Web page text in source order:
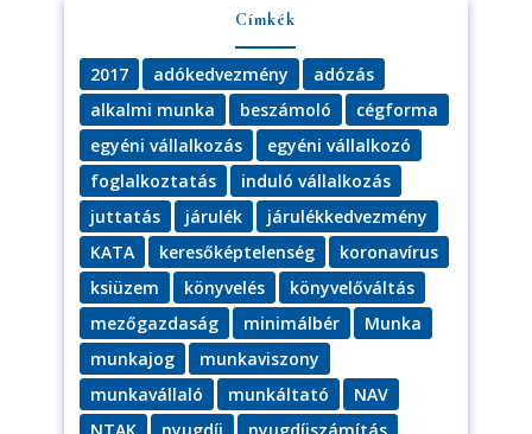
Címkék
2017 adókedvezmény
adózás
alkalmi munka
beszámoló
cégforma
egyéni vállalkozás
egyéni vállalkozó
foglalkoztatás
induló vállalkozás
juttatás
járulék
járulékkedvezmény
KATA
keresőképtelenség
koronavírus
ksiüzem
könyvelés
könyvelőváltás
mezőgazdaság
minimálbér
Munka
munkajog
munkaviszony
munkavállaló
munkáltató
NAV